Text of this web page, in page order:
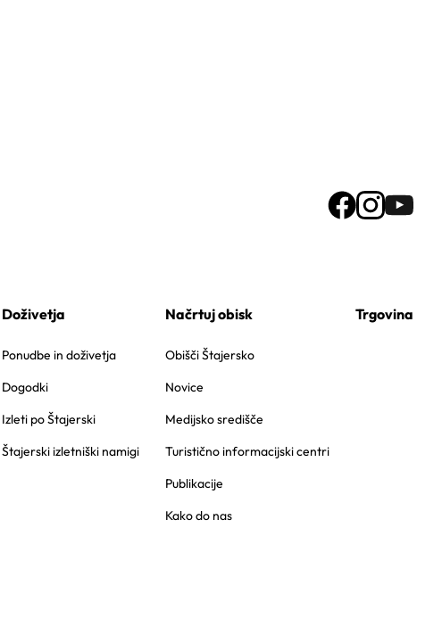
Doživetja
Ponudbe in doživetja
Dogodki
Izleti po Štajerski
Štajerski izletniški namigi
Načrtuj obisk
Obišči Štajersko
Novice
Medijsko središče
Turistično informacijski centri
Publikacije
Kako do nas
Trgovina